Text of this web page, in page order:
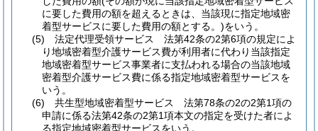
に要した費用の額を超えるときは、当該現に指定地域密
着型サービスに要した費用の額とする。)をいう。
(5)
法定代理受領サービス 法第42条の2第6項の規定によ
り地域密着型介護サービス費が利用者に代わり当該指定
地域密着型サービス事業者に支払われる場合の当該地域
密着型介護サービス費に係る指定地域密着型サービスを
いう。
(6)
共生型地域密着型サービス 法第78条の2の2第1項の
申請に係る法第42条の2第1項本文の指定を受けた者によ
る指定地域密着型サービスをいう。